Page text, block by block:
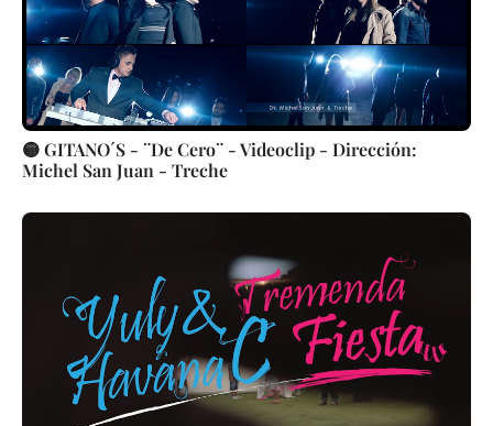
🟡 GITANO´S - ¨De Cero¨ - Videoclip - Dirección:
Michel San Juan - Treche